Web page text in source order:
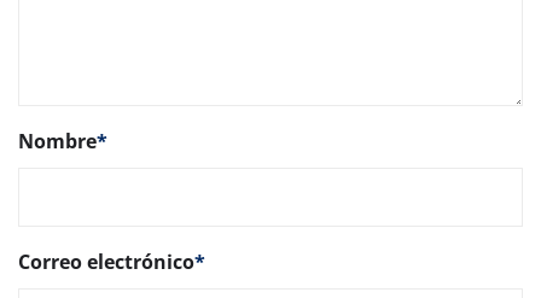
Nombre*
Correo electrónico*